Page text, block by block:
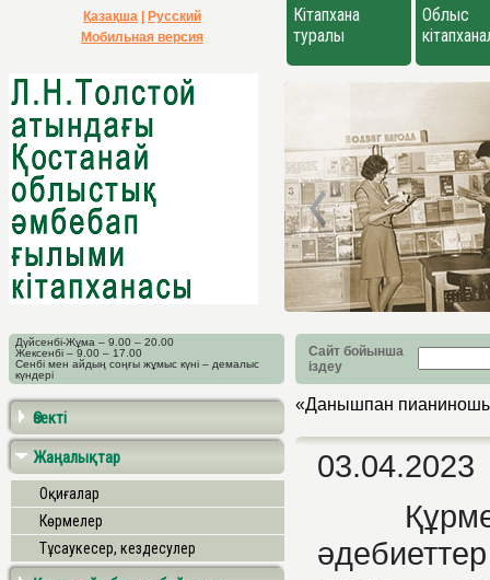
Қазақша
Русский
Мобильная версия
Кітапхана
туралы
Облыс
Дүйсенбі-Жұма – 9.00 – 20.00
Жексенбі – 9.00 – 17.00
Сенбі мен айдың соңғы жұмыс күні – демалыс
күндері
Сайт бойынша
іздеу
Өзекті
Жаңалықтар
Оқиғалар
Көрмелер
Тұсаукесер, кездесулер
«Данышпан
03.04.2023